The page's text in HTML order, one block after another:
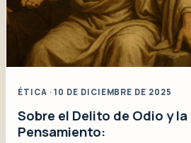
ÉTICA · 10 DE DICIEMBRE DE 2025
Sobre el Delito de Odio y
Pensamiento: